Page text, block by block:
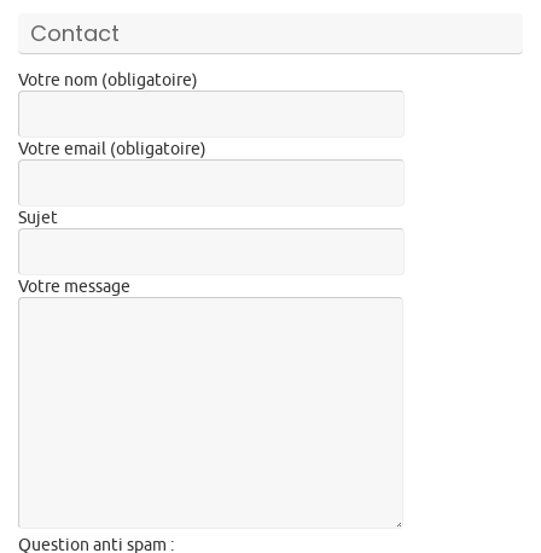
Contact
Votre nom (obligatoire)
Votre email (obligatoire)
Sujet
Votre message
Question anti spam :